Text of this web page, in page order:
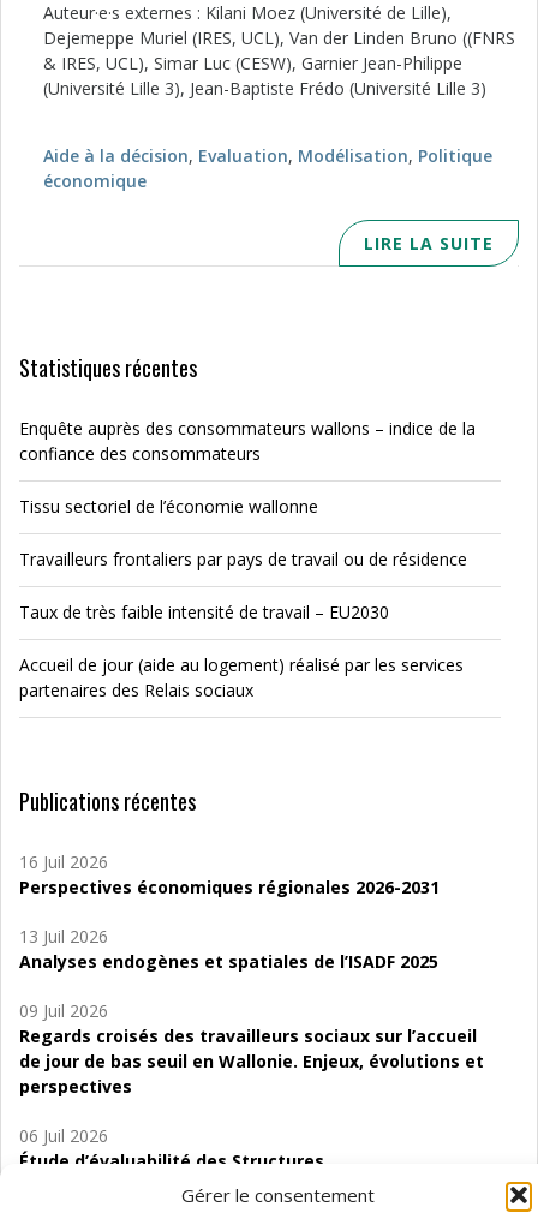
Gérer le consentement
Auteur·e·s externes : Kilani Moez (Université de Lille),
Dejemeppe Muriel (IRES, UCL), Van der Linden Bruno ((FNRS
& IRES, UCL), Simar Luc (CESW), Garnier Jean-Philippe
(Université Lille 3), Jean-Baptiste Frédo (Université Lille 3)
Aide à la décision, Evaluation, Modélisation, Politique
économique
LIRE LA SUITE
Statistiques récentes
Enquête auprès des consommateurs wallons – indice de la
confiance des consommateurs
Tissu sectoriel de l’économie wallonne
Travailleurs frontaliers par pays de travail ou de résidence
Taux de très faible intensité de travail – EU2030
Accueil de jour (aide au logement) réalisé par les services
partenaires des Relais sociaux
Publications récentes
16 Juil 2026
Perspectives économiques régionales 2026-2031
13 Juil 2026
Analyses endogènes et spatiales de l’ISADF 2025
09 Juil 2026
Regards croisés des travailleurs sociaux sur l’accueil
de jour de bas seuil en Wallonie. Enjeux, évolutions et
perspectives
06 Juil 2026
Étude d’évaluabilité des Structures
d’accompagnement à l’autocréation d’emploi (SAACE)